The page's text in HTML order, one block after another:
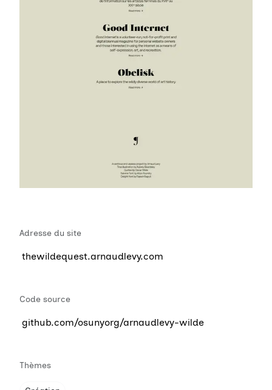
Adresse du site
thewildequest.arnaudlevy.com
Code source
github.com/osunyorg/arnaudlevy-wilde
Thèmes